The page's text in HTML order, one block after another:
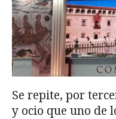
Se repite, por
y ocio que uno de